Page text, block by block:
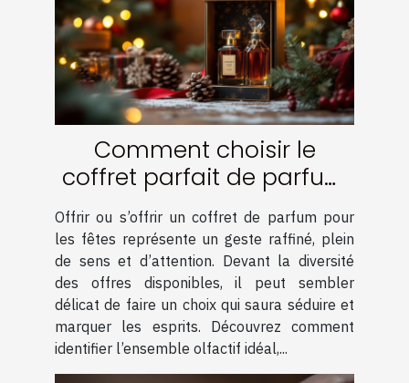
Comment choisir le
coffret parfait de parfum
pour les fêtes ?
Offrir ou s’offrir un coffret de parfum pour
les fêtes représente un geste raffiné, plein
de sens et d’attention. Devant la diversité
des offres disponibles, il peut sembler
délicat de faire un choix qui saura séduire et
marquer les esprits. Découvrez comment
identifier l’ensemble olfactif idéal,...